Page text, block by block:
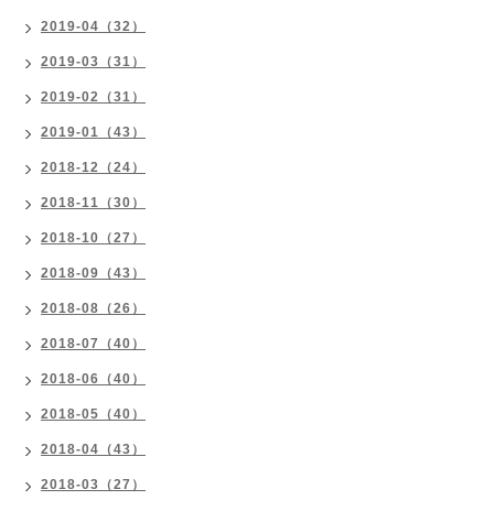
2019-04（32）
2019-03（31）
2019-02（31）
2019-01（43）
2018-12（24）
2018-11（30）
2018-10（27）
2018-09（43）
2018-08（26）
2018-07（40）
2018-06（40）
2018-05（40）
2018-04（43）
2018-03（27）